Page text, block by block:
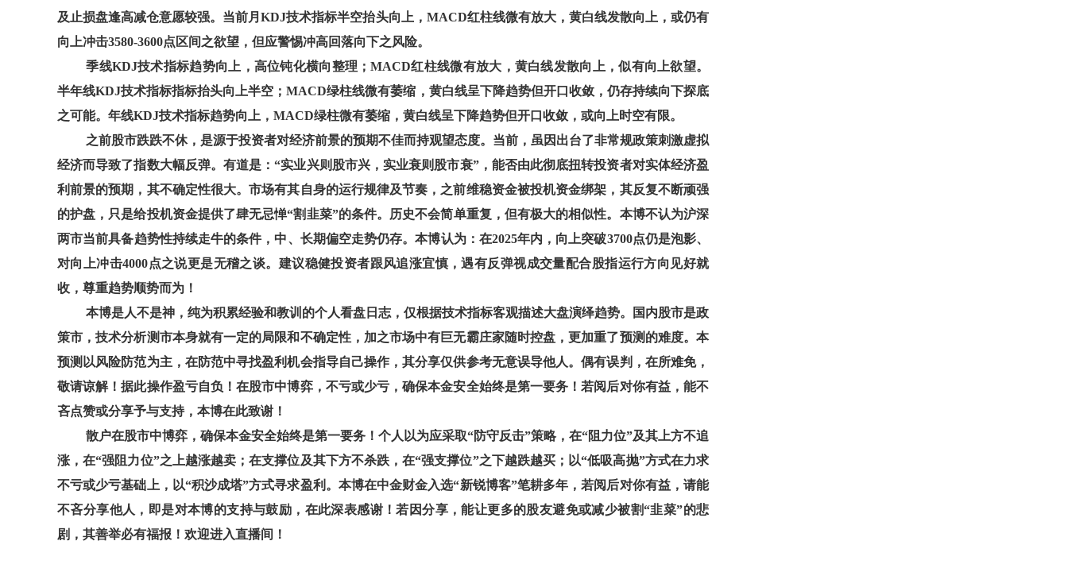
及止损盘逢高减仓意愿较强。当前月KDJ技术指标半空抬头向上，MACD红柱线微有放大，黄白线发散向上，或仍有
向上冲击3580-3600点区间之欲望，但应警惕冲高回落向下之风险。
季线KDJ技术指标趋势向上，高位钝化横向整理；MACD红柱线微有放大，黄白线发散向上，似有向上欲望。
半年线KDJ技术指标指标抬头向上半空；MACD绿柱线微有萎缩，黄白线呈下降趋势但开口收敛，仍存持续向下探底
之可能。年线KDJ技术指标趋势向上，MACD绿柱微有萎缩，黄白线呈下降趋势但开口收敛，或向上时空有限。
之前股市跌跌不休，是源于投资者对经济前景的预期不佳而持观望态度。当前，虽因出台了非常规政策刺激虚拟
经济而导致了指数大幅反弹。有道是：“实业兴则股市兴，实业衰则股市衰”，能否由此彻底扭转投资者对实体经济盈
利前景的预期，其不确定性很大。市场有其自身的运行规律及节奏，之前维稳资金被投机资金绑架，其反复不断顽强
的护盘，只是给投机资金提供了肆无忌惮“割韭菜”的条件。历史不会简单重复，但有极大的相似性。本博不认为沪深
两市当前具备趋势性持续走牛的条件，中、长期偏空走势仍存。本博认为：在2025年内，向上突破3700点仍是泡影、
对向上冲击4000点之说更是无稽之谈。建议稳健投资者跟风追涨宜慎，遇有反弹视成交量配合股指运行方向见好就
收，尊重趋势顺势而为！
本博是人不是神，纯为积累经验和教训的个人看盘日志，仅根据技术指标客观描述大盘演绎趋势。国内股市是政
策市，技术分析测市本身就有一定的局限和不确定性，加之市场中有巨无霸庄家随时控盘，更加重了预测的难度。本
预测以风险防范为主，在防范中寻找盈利机会指导自己操作，其分享仅供参考无意误导他人。偶有误判，在所难免，
敬请谅解！据此操作盈亏自负！在股市中博弈，不亏或少亏，确保本金安全始终是第一要务！若阅后对你有益，能不
吝点赞或分享予与支持，本博在此致谢！
散户在股市中博弈，确保本金安全始终是第一要务！个人以为应采取“防守反击”策略，在“阻力位”及其上方不追
涨，在“强阻力位”之上越涨越卖；在支撑位及其下方不杀跌，在“强支撑位”之下越跌越买；以“低吸高抛”方式在力求
不亏或少亏基础上，以“积沙成塔”方式寻求盈利。本博在中金财金入选“新锐博客”笔耕多年，若阅后对你有益，请能
不吝分享他人，即是对本博的支持与鼓励，在此深表感谢！若因分享，能让更多的股友避免或减少被割“韭菜”的悲
剧，其善举必有福报！欢迎进入直播间！